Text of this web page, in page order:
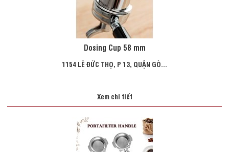
Dosing Cup 58 mm
1154 LÊ ĐỨC THỌ, P 13, QUẬN GÒ...
Xem chi tiết